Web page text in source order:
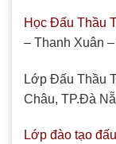
Học Đấu Thầu
– Thanh Xuân
Lớp Đấu Thầu
Châu, TP.Đà
Lớp đào tạo